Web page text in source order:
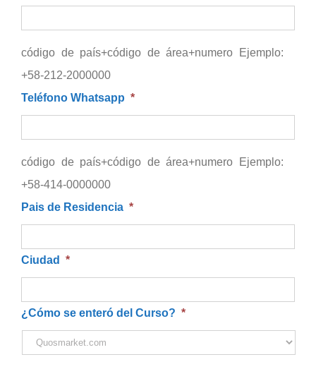
código de país+código de área+numero Ejemplo:
+58-212-2000000
Teléfono Whatsapp *
código de país+código de área+numero Ejemplo:
+58-414-0000000
Pais de Residencia *
Ciudad *
¿Cómo se enteró del Curso? *